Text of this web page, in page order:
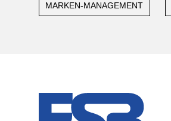
MARKEN-MANAGEMENT